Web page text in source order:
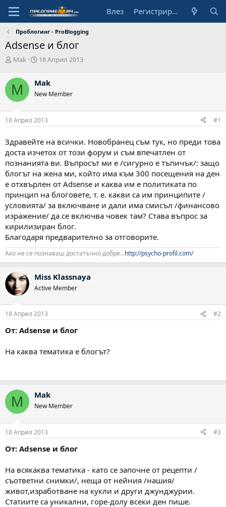
Влез Регистрирай се
Проблогинг - ProBlogging
Adsense и блог
А
т
о
р
Mak
Н
а
л
а
д
т
а
18 Април 2013
M Mak
New Member
18 Април 2013 #1
Здравейте на всички. Новобранец съм тук, но преди това
доста изчетох от този форум и съм впечатлен от
познанията ви. Въпросът ми е /сигурно е тъпичък/: защо
блогът на жена ми, който има към 300 посещения на ден
е отхвърлен от Adsense и каква им е политиката по
принцип на блоговете, т. е. какви са им принципите /
условията/ за включване и дали има смисъл /финансово
изражение/ да се включва човек там? Става въпрос за
кирилизиран блог.
Благодаря предварително за отговорите.
Ако не се познаваш достатъчно добре...http://psycho-profil.com/
Miss Klassnaya
Active Member
18 Април 2013 #2
От: Adsense и блог
На каква тематика е блогът?
M Mak
New Member
18 Април 2013 #3
От: Adsense и блог
На всякаква тематика - като се започне от рецепти /
съответни снимки/, неща от нейния /нашия/
живот,изработване на кукли и други джунджурии.
Статиите са уникални, горе-долу всеки ден пише.